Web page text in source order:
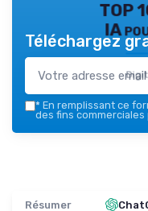
TOP
IA
Téléchargez
* En remplissant ce
des fins commerciales
Résumer